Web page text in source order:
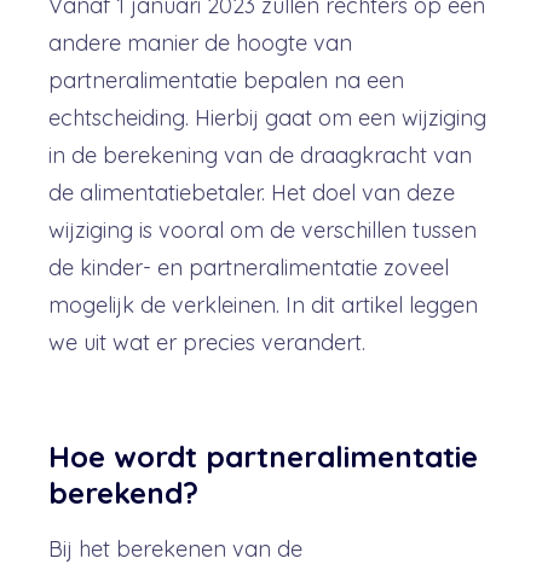
andere manier de hoogte van
partneralimentatie bepalen na een
echtscheiding. Hierbij gaat om een wijziging
in de berekening van de draagkracht van
de alimentatiebetaler. Het doel van deze
wijziging is vooral om de verschillen tussen
de kinder- en partneralimentatie zoveel
mogelijk de verkleinen. In dit artikel leggen
we uit wat er precies verandert.
Hoe wordt partneralimentatie
berekend?
Bij het berekenen van de